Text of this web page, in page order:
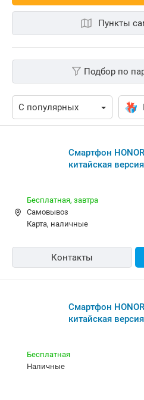
Пункты
Подбор по
Смартфон
китайская
Бесплатная, завтра
Самовывоз
карта, наличные
Контакты
Смартфон
китайская
Бесплатная
наличные